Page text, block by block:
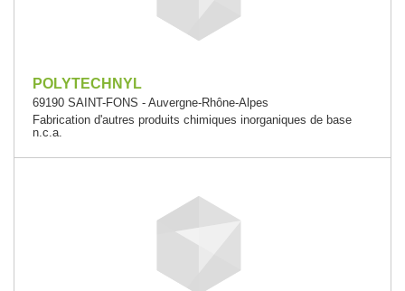
POLYTECHNYL
69190 SAINT-FONS - Auvergne-Rhône-Alpes
Fabrication d'autres produits chimiques inorganiques de base
n.c.a.